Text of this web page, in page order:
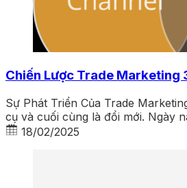
Chiến Lược Trade Marketing
Sự Phát Triển Của Trade
cụ và cuối cùng là đổi mới. Ngày
18/02/2025